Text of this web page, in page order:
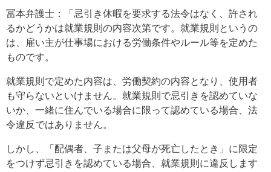
冨本弁護士：「忌引き休暇を要求する法令はなく、許され
るかどうかは就業規則の内容次第です。就業規則というの
は、雇い主が仕事場における労働条件やルール等を定めた
ものです。
就業規則で定めた内容は、労働契約の内容となり、使用者
も守らないといけません。就業規則で忌引きを認めていな
いか、一緒に住んでいる場合に限って認めている場合、法
令違反ではありません。
しかし、「配偶者、子または父母が死亡したとき」に限定
をつけず忌引きを認めている場合、就業規則に違反します